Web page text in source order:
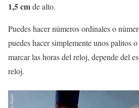
1,5 cmde alto.
Puedes hacer números ordinales o
puedes hacer simplemente unos palitos
marcar las horas del reloj, depende del
reloj.